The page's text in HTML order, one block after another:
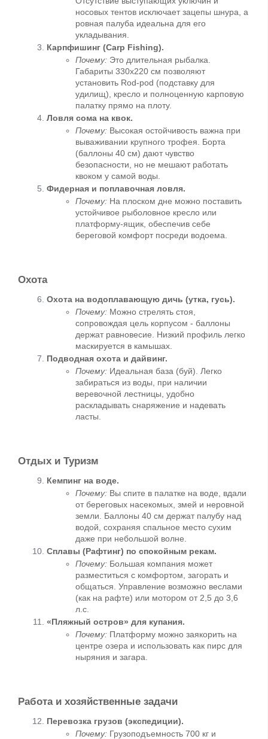
носовых тентов исключает зацепы шнура, а
ровная палуба идеальна для его
укладывания.
Карпфишинг (Carp Fishing).
Почему: Это длительная рыбалка.
Габариты 330х220 см позволяют
установить Rod-pod (подставку для
удилищ), кресло и полноценную карповую
палатку прямо на плоту.
Ловля сома на квок.
Почему: Высокая остойчивость важна при
вываживании крупного трофея. Борта
(баллоны 40 см) дают чувство
безопасности, но не мешают работать
квоком у самой воды.
Фидерная и поплавочная ловля.
Почему: На плоском дне можно поставить
устойчивое рыболовное кресло или
платформу-ящик, обеспечив себе
береговой комфорт посреди водоема.
Охота
Охота на водоплавающую дичь (утка, гусь).
Почему: Можно стрелять стоя,
сопровождая цель корпусом - баллоны
держат равновесие. Низкий профиль легко
маскируется в камышах.
Подводная охота и дайвинг.
Почему: Идеальная база (буй). Легко
забираться из воды, при наличии
веревочной лестницы, удобно
раскладывать снаряжение и надевать
ласты.
Отдых и Туризм
Кемпинг на воде.
Почему: Вы спите в палатке на воде, вдали
от береговых насекомых, змей и неровной
земли. Баллоны 40 см держат палубу над
водой, сохраняя спальное место сухим
даже при небольшой волне.
Сплавы (Рафтинг) по спокойным рекам.
Почему: Большая компания может
разместиться с комфортом, загорать и
общаться. Управление возможно веслами
(как на рафте) или мотором от 2,5 до 3,6
л.с.
«Пляжный остров» для купания.
Почему: Платформу можно заякорить на
центре озера и использовать как пирс для
ныряния и загара.
Работа и хозяйственные задачи
Перевозка грузов (экспедиции).
Почему: Грузоподъемность 700 кг и